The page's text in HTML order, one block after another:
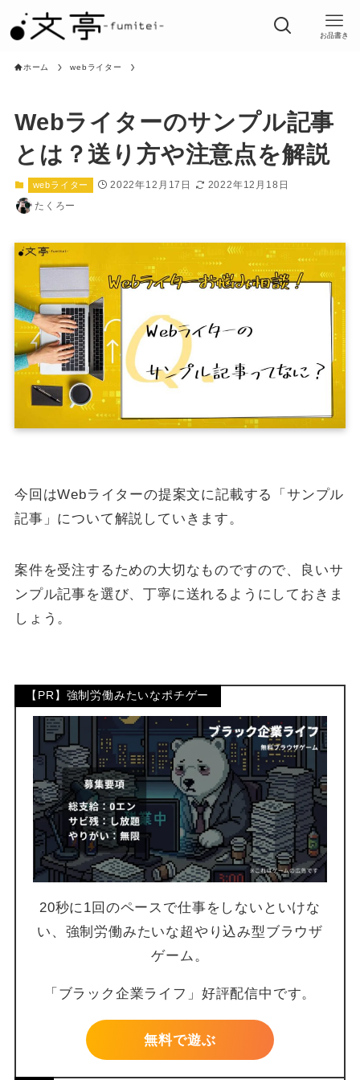
お品書き
ホーム webライター
Webライターのサンプル記事
とは？送り方や注意点を解説
webライター 2022年12月17日
2022年12月18日
たくろー
今回はWebライターの提案文に記載する「サンプル
記事」について解説していきます。
案件を受注するための大切なものですので、良いサ
ンプル記事を選び、丁寧に送れるようにしておきま
しょう。
【PR】強制労働みたいなポチゲー
20秒に1回のペースで仕事をしないといけな
い、強制労働みたいな超やり込み型ブラウザ
ゲーム。
「ブラック企業ライフ」好評配信中です。
無料で遊ぶ